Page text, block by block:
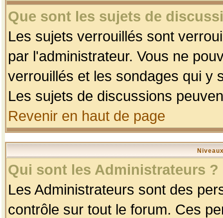
Que sont les sujets de
Les sujets verrouillés sont
par l'administrateur. Vous ne
verrouillés et les sondages qui y
Les sujets de discussions
Revenir en haut de page
Qui sont les Administrateurs ?
Les Administrateurs sont des
contrôle sur tout le forum. Ces